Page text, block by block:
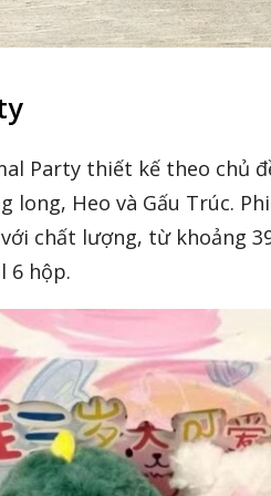
Party thiết kế theo chủ
long, Heo và Gấu Trúc.
chất lượng, từ khoảng
6 hộp.